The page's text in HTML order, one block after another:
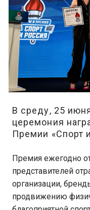
В среду, 25
церемония
Премии «Спорт
Премия ежегодно
представителей
организации,
продвижению